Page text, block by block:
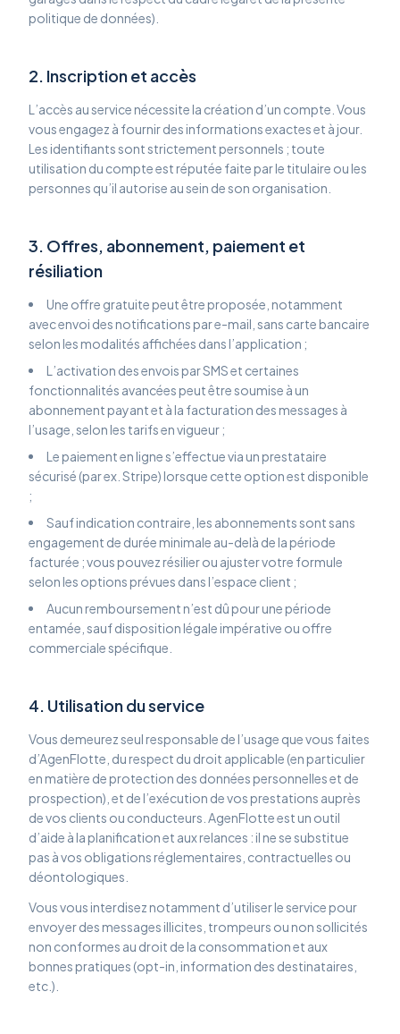
politique de données).
2. Inscription et accès
L’accès au service nécessite la création d’un compte. Vous
vous engagez à fournir des informations exactes et à jour.
Les identifiants sont strictement personnels ; toute
utilisation du compte est réputée faite par le titulaire ou les
personnes qu’il autorise au sein de son organisation.
3. Offres, abonnement, paiement et
résiliation
Une offre gratuite peut être proposée, notamment
avec envoi des notifications par e-mail, sans carte bancaire
selon les modalités affichées dans l’application ;
L’activation des envois par SMS et certaines
fonctionnalités avancées peut être soumise à un
abonnement payant et à la facturation des messages à
l’usage, selon les tarifs en vigueur ;
Le paiement en ligne s’effectue via un prestataire
sécurisé (par ex. Stripe) lorsque cette option est disponible
;
Sauf indication contraire, les abonnements sont sans
engagement de durée minimale au-delà de la période
facturée ; vous pouvez résilier ou ajuster votre formule
selon les options prévues dans l’espace client ;
Aucun remboursement n’est dû pour une période
entamée, sauf disposition légale impérative ou offre
commerciale spécifique.
4. Utilisation du service
Vous demeurez seul responsable de l’usage que vous faites
d’AgenFlotte, du respect du droit applicable (en particulier
en matière de protection des données personnelles et de
prospection), et de l’exécution de vos prestations auprès
de vos clients ou conducteurs. AgenFlotte est un outil
d’aide à la planification et aux relances : il ne se substitue
pas à vos obligations réglementaires, contractuelles ou
déontologiques.
Vous vous interdisez notamment d’utiliser le service pour
envoyer des messages illicites, trompeurs ou non sollicités
non conformes au droit de la consommation et aux
bonnes pratiques (opt-in, information des destinataires,
etc.).